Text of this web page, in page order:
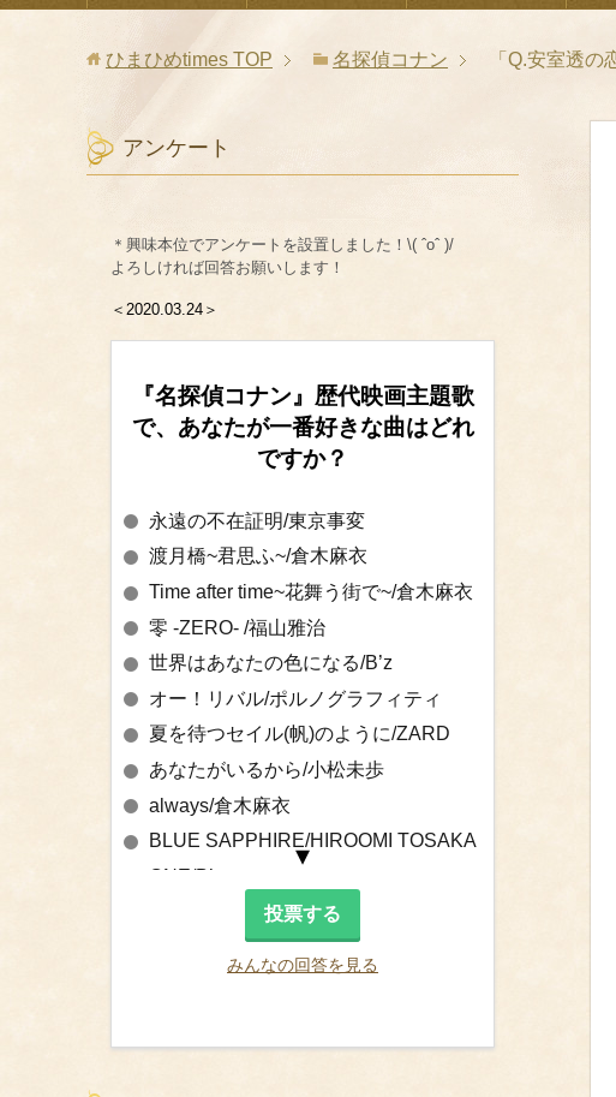
ひまひめtimes TOP 名探偵コナン 「Q.安室透
アンケート
＊興味本位でアンケートを設置しました！\( ˆoˆ )/
よろしければ回答お願いします！
＜2020.03.24＞
『名探偵コナン』歴代映画主題歌
で、あなたが一番好きな曲はどれ
ですか？
永遠の不在証明/東京事変
渡月橋~君思ふ~/倉木麻衣
Time after time~花舞う街で~/倉木麻衣
零 -ZERO- /福山雅治
世界はあなたの色になる/B’z
オー！リバル/ポルノグラフィティ
夏を待つセイル(帆)のように/ZARD
あなたがいるから/小松未歩
always/倉木麻衣
BLUE SAPPHIRE/HIROOMI TOSAKA
ONE/B’z
PUZZLE/倉木麻衣
七つの海を渡る風のように/愛内里菜&
ハルウタ/いきものがかり
みんなの回答を見る